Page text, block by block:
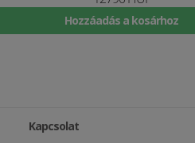
a kosárhoz
Kapcsolat